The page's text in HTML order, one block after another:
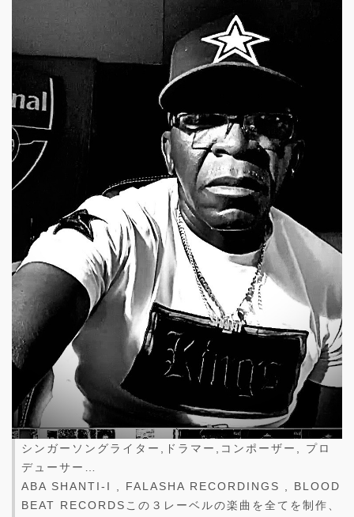
シンガーソングライター,ドラマー,コンポーザー, プロ
デューサー…
ABA SHANTI-I , FALASHA RECORDINGS , BLOOD
BEAT RECORDSこの３レーベルの楽曲を全てを制作、